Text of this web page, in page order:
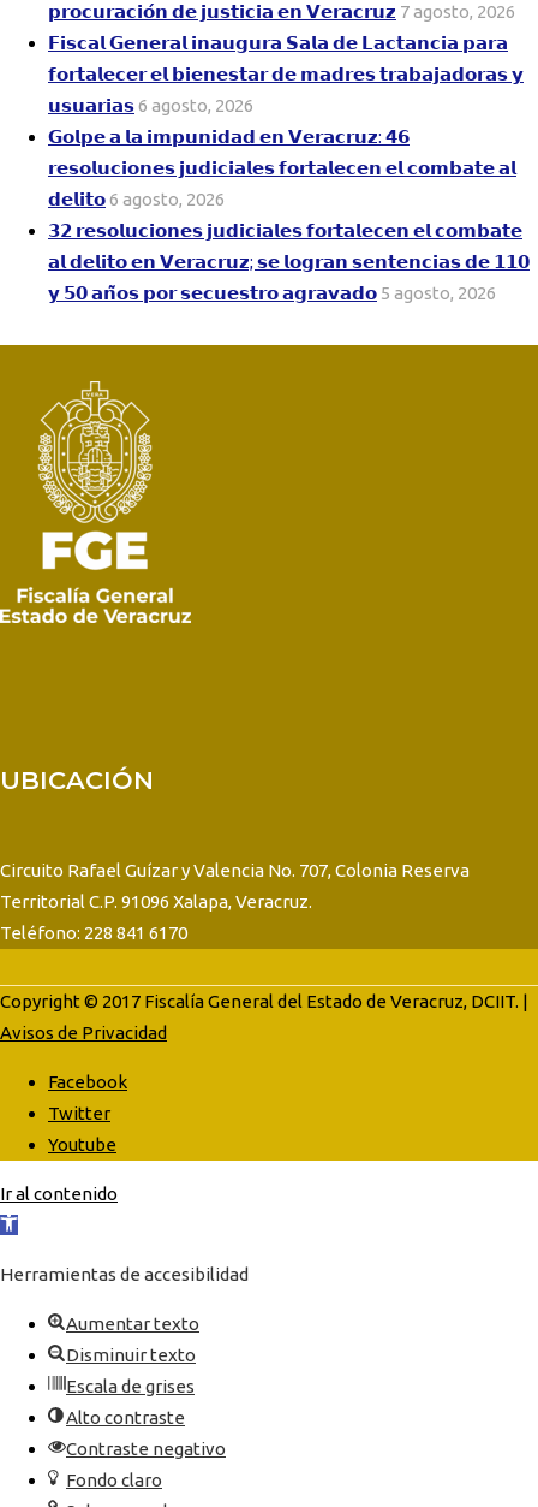
𝗽𝗿𝗼𝗰𝘂𝗿𝗮𝗰𝗶𝗼́𝗻 𝗱𝗲 𝗷𝘂𝘀𝘁𝗶𝗰𝗶𝗮 𝗲𝗻 𝗩𝗲𝗿𝗮𝗰𝗿𝘂𝘇 7 agosto, 2026
𝗙𝗶𝘀𝗰𝗮𝗹 𝗚𝗲𝗻𝗲𝗿𝗮𝗹 𝗶𝗻𝗮𝘂𝗴𝘂𝗿𝗮 𝗦𝗮𝗹𝗮 𝗱𝗲 𝗟𝗮𝗰𝘁𝗮𝗻𝗰𝗶𝗮 𝗽𝗮𝗿𝗮
𝗳𝗼𝗿𝘁𝗮𝗹𝗲𝗰𝗲𝗿 𝗲𝗹 𝗯𝗶𝗲𝗻𝗲𝘀𝘁𝗮𝗿 𝗱𝗲 𝗺𝗮𝗱𝗿𝗲𝘀 𝘁𝗿𝗮𝗯𝗮𝗷𝗮𝗱𝗼𝗿𝗮𝘀 𝘆
𝘂𝘀𝘂𝗮𝗿𝗶𝗮𝘀6 agosto, 2026
𝗚𝗼𝗹𝗽𝗲 𝗮 𝗹𝗮 𝗶𝗺𝗽𝘂𝗻𝗶𝗱𝗮𝗱 𝗲𝗻 𝗩𝗲𝗿𝗮𝗰𝗿𝘂𝘇: 𝟰𝟲
𝗿𝗲𝘀𝗼𝗹𝘂𝗰𝗶𝗼𝗻𝗲𝘀 𝗷𝘂𝗱𝗶𝗰𝗶𝗮𝗹𝗲𝘀 𝗳𝗼𝗿𝘁𝗮𝗹𝗲𝗰𝗲𝗻 𝗲𝗹 𝗰𝗼𝗺𝗯𝗮𝘁𝗲 𝗮𝗹
𝗱𝗲𝗹𝗶𝘁𝗼6 agosto, 2026
𝟯𝟮 𝗿𝗲𝘀𝗼𝗹𝘂𝗰𝗶𝗼𝗻𝗲𝘀 𝗷𝘂𝗱𝗶𝗰𝗶𝗮𝗹𝗲𝘀 𝗳𝗼𝗿𝘁𝗮𝗹𝗲𝗰𝗲𝗻 𝗲𝗹 𝗰𝗼𝗺𝗯𝗮𝘁𝗲
𝗮𝗹 𝗱𝗲𝗹𝗶𝘁𝗼 𝗲𝗻 𝗩𝗲𝗿𝗮𝗰𝗿𝘂𝘇; 𝘀𝗲 𝗹𝗼𝗴𝗿𝗮𝗻 𝘀𝗲𝗻𝘁𝗲𝗻𝗰𝗶𝗮𝘀 𝗱𝗲 𝟭𝟭𝟬
𝘆 𝟱𝟬 𝗮𝗻̃𝗼𝘀 𝗽𝗼𝗿 𝘀𝗲𝗰𝘂𝗲𝘀𝘁𝗿𝗼 𝗮𝗴𝗿𝗮𝘃𝗮𝗱𝗼 5 agosto, 2026
UBICACIÓN
Circuito Rafael Guízar y Valencia No. 707, Colonia Reserva
Territorial C.P. 91096 Xalapa, Veracruz.
Teléfono: 228 841 6170
Copyright © 2017 Fiscalía General del Estado de Veracruz, DCIIT. |
Avisos de Privacidad
Facebook
Twitter
Youtube
Ir al contenido
Abrir
de
herramientas
Herramientas de accesibilidad
Aumentar texto
Disminuir texto
Escala de grises
Alto contraste
Contraste negativo
Fondo claro